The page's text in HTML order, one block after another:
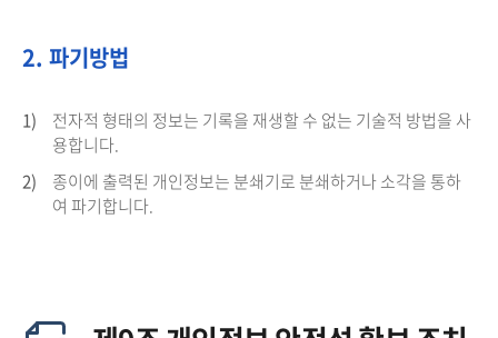
2. 파기방법
1)
전자적 형태의 정보는 기록을 재생할 수 없는 기술적 방법을 사
용합니다.
2)
종이에 출력된 개인정보는 분쇄기로 분쇄하거나 소각을 통하
여 파기합니다.